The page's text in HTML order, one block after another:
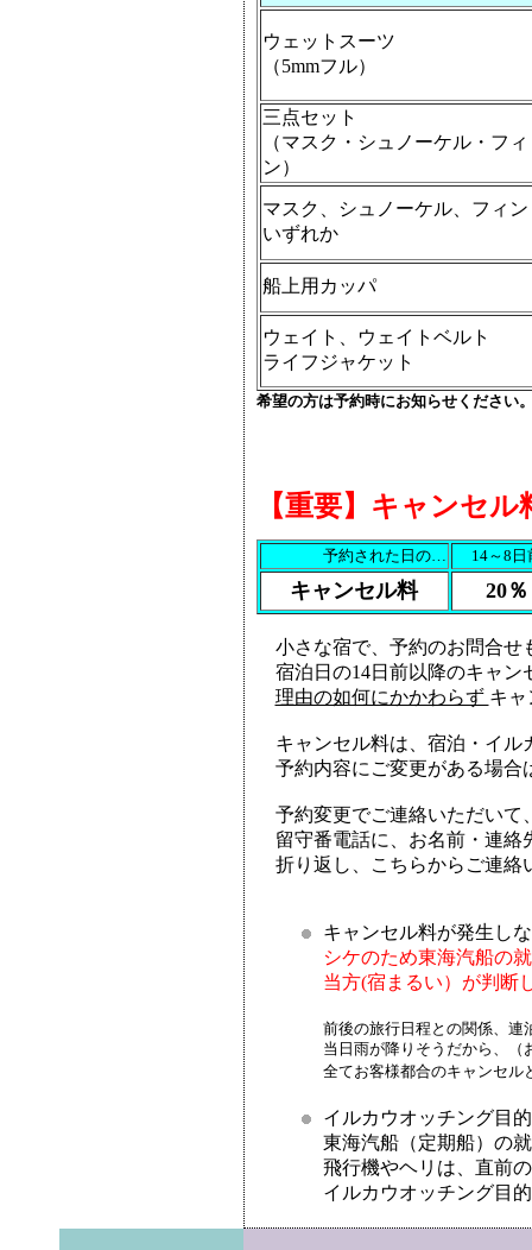
ウェットスーツ
（5mmフル）
三点セット
（マスク・シュノーケル・フィ
ン）
マスク、シュノーケル、フィン
いずれか
船上用カッパ
ウェイト、ウェイトベルト
ライフジャケット
希望の方は予約時にお知らせください
【重要】キャンセ
予約された日の… 14～8日
キャンセル料 20％
小さな宿で、予約のお問合せ
宿泊日の14日前以降のキャン
理由の如何にかかわらず キ
キャンセル料は、宿泊・イル
予約内容にご変更がある場合
予約変更でご連絡いただいて
留守番電話に、お名前・連絡
折り返し、こちらからご連絡
キャンセル料が発生し
シケのため東海汽船の
当方(宿まるい）が判断
前後の旅行日程との関係、連
当日雨が降りそうだから、
全てお客様都合のキャンセル
イルカウオッチング目
東海汽船（定期船）の
飛行機やヘリは、直前
イルカウオッチング目